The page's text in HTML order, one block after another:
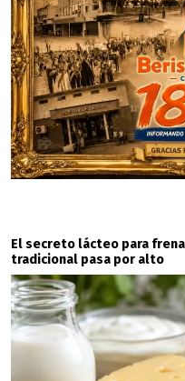
El secreto lácteo para
tradicional pasa por alto